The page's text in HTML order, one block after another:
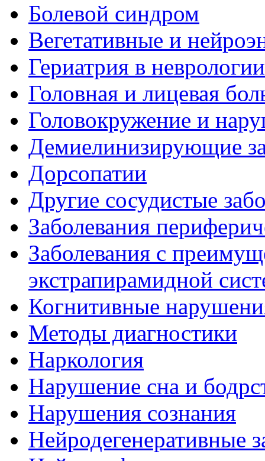
Болевой синдром
Вегетативные и
Гериатрия в неврологии
Головная и лицевая
Головокружение и
Демиелинизирующие
Дорсопатии
Другие сосудистые
Заболевания
Заболевания с
экстрапирамидной
Когнитивные
Методы диагностики
Наркология
Нарушение сна и
Нарушения сознания
Нейродегенеративные